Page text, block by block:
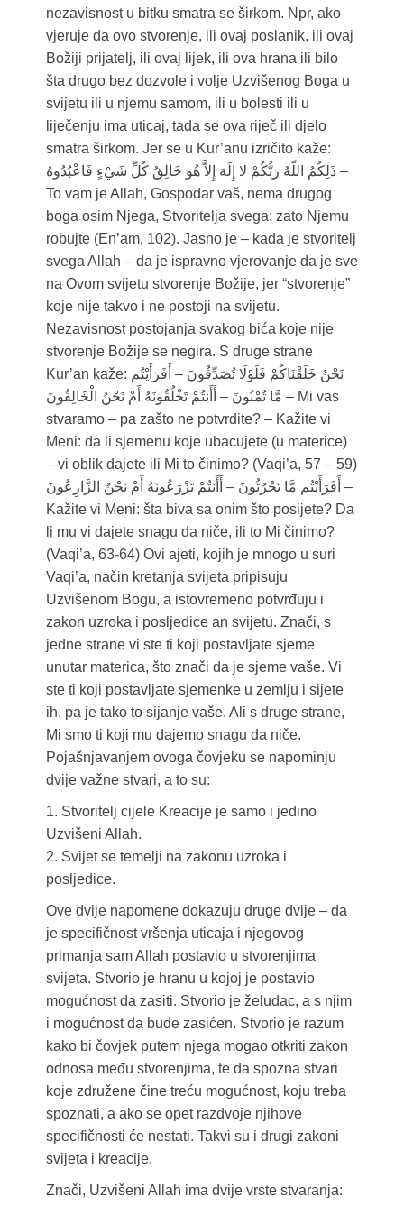
nezavisnost u bitku smatra se širkom. Npr, ako
vjeruje da ovo stvorenje, ili ovaj poslanik, ili ovaj
Božiji prijatelj, ili ovaj lijek, ili ova hrana ili bilo
šta drugo bez dozvole i volje Uzvišenog Boga u
svijetu ili u njemu samom, ili u bolesti ili u
liječenju ima uticaj, tada se ova riječ ili djelo
smatra širkom. Jer se u Kur’anu izričito kaže:
ذَلِكُمُ اللّهُ رَبُّكُمْ لا إِلَهَ إِلاَّ هُوَ خَالِقُ كُلِّ شَيْءٍ فَاعْبُدُوهُ –
To vam je Allah, Gospodar vaš, nema drugog
boga osim Njega, Stvoritelja svega; zato Njemu
robujte (En’am, 102). Jasno je – kada je stvoritelj
svega Allah – da je ispravno vjerovanje da je sve
na Ovom svijetu stvorenje Božije, jer “stvorenje”
koje nije takvo i ne postoji na svijetu.
Nezavisnost postojanja svakog bića koje nije
stvorenje Božije se negira. S druge strane
Kur’an kaže: نَحْنُ خَلَقْنَاكُمْ فَلَوْلَا تُصَدِّقُونَ – أَفَرَأَيْتُم
مَّا تُمْنُونَ – أَأَنتُمْ تَخْلُقُونَهُ أَمْ نَحْنُ الْخَالِقُونَ – Mi vas
stvaramo – pa zašto ne potvrdite? – Kažite vi
Meni: da li sjemenu koje ubacujete (u materice)
– vi oblik dajete ili Mi to činimo? (Vaqi’a, 57 – 59)
أَفَرَأَيْتُم مَّا تَحْرُثُونَ – أَأَنتُمْ تَزْرَعُونَهُ أَمْ نَحْنُ الزَّارِعُونَ –
Kažite vi Meni: šta biva sa onim što posijete? Da
li mu vi dajete snagu da niče, ili to Mi činimo?
(Vaqi’a, 63-64) Ovi ajeti, kojih je mnogo u suri
Vaqi’a, način kretanja svijeta pripisuju
Uzvišenom Bogu, a istovremeno potvrđuju i
zakon uzroka i posljedice an svijetu. Znači, s
jedne strane vi ste ti koji postavljate sjeme
unutar materica, što znači da je sjeme vaše. Vi
ste ti koji postavljate sjemenke u zemlju i sijete
ih, pa je tako to sijanje vaše. Ali s druge strane,
Mi smo ti koji mu dajemo snagu da niče.
Pojašnjavanjem ovoga čovjeku se napominju
dvije važne stvari, a to su:
1. Stvoritelj cijele Kreacije je samo i jedino
Uzvišeni Allah.
2. Svijet se temelji na zakonu uzroka i
posljedice.
Ove dvije napomene dokazuju druge dvije – da
je specifičnost vršenja uticaja i njegovog
primanja sam Allah postavio u stvorenjima
svijeta. Stvorio je hranu u kojoj je postavio
mogućnost da zasiti. Stvorio je želudac, a s njim
i mogućnost da bude zasićen. Stvorio je razum
kako bi čovjek putem njega mogao otkriti zakon
odnosa među stvorenjima, te da spozna stvari
koje združene čine treću mogućnost, koju treba
spoznati, a ako se opet razdvoje njihove
specifičnosti će nestati. Takvi su i drugi zakoni
svijeta i kreacije.
Znači, Uzvišeni Allah ima dvije vrste stvaranja: